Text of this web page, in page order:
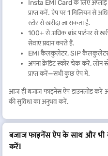
Insta EMI Card के लिए अप्लाई
प्राप्त करें. ऐप पर 1 मिलियन से
स्टोर से खरीदा जा सकता है.
100+ से अधिक ब्रांड पार्टनर से
सेवाएं प्रदान करते हैं.
EMI कैलकुलेटर, SIP कैलकुलेटर
अपना क्रेडिट स्कोर चेक करें, लोन
प्राप्त करें—सभी कुछ ऐप में.
आज ही बजाज फाइनेंस ऐप डाउनलोड
की सुविधा का अनुभव करें.
बजाज फाइनेंस ऐप के साथ और
करें!